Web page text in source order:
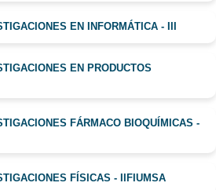
EN INFORMÁTICA - III
EN PRODUCTOS
FÁRMACO BIOQUÍMICAS -
FÍSICAS - IIFIUMSA